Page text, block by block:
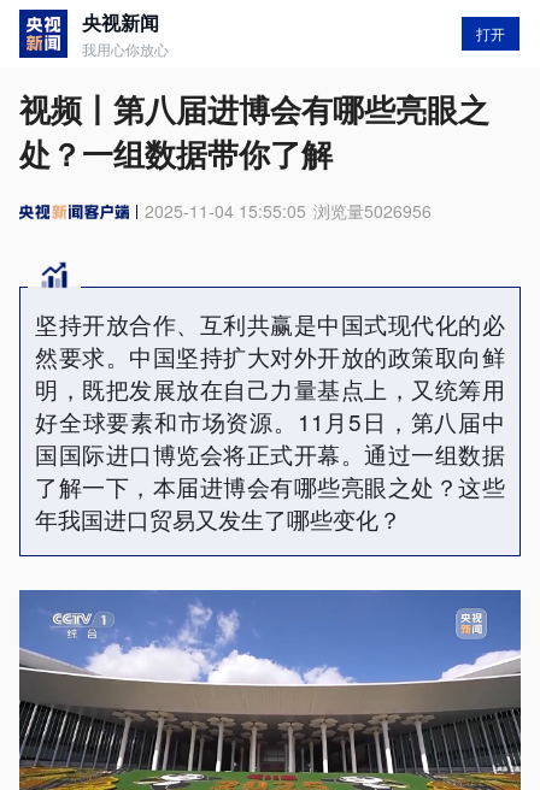
央视新闻
我用心你放心
打开
视频丨第八届进博会有哪些亮眼之
处？一组数据带你了解
2025-11-04 15:55:05 浏览量5026956
坚持开放合作、互利共赢是中国式现代化的必
然要求。中国坚持扩大对外开放的政策取向鲜
明，既把发展放在自己力量基点上，又统筹用
好全球要素和市场资源。11月5日，第八届中
国国际进口博览会将正式开幕。通过一组数据
了解一下，本届进博会有哪些亮眼之处？这些
年我国进口贸易又发生了哪些变化？